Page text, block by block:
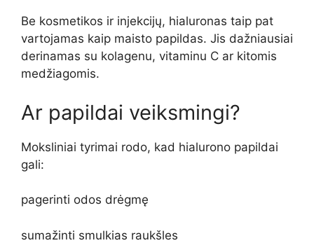
Be kosmetikos ir injekcijų, hialuronas taip pat
vartojamas kaip maisto papildas. Jis dažniausiai
derinamas su kolagenu, vitaminu C ar kitomis
medžiagomis.
Ar papildai veiksmingi?
Moksliniai tyrimai rodo, kad hialurono papildai
gali:
pagerinti odos drėgmę
sumažinti smulkias raukšles